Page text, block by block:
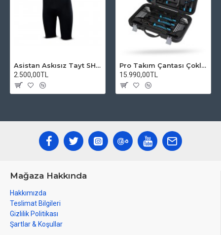
Asistan Askısız Tayt SH20 Pedli Siyah
2.500,00TL
Pro Takım Çantası Çoklu Tamir Seti
15.990,00TL
Mağaza Hakkında
Hakkımızda
Teslimat Bilgileri
Gizlilik Politikası
Şartlar & Koşullar